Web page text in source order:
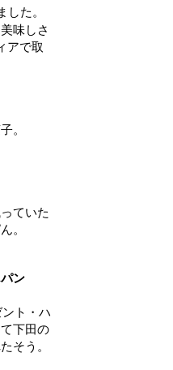
した。
味しさ
アで取
。
ていた
。
ン
ト・ハ
下田の
そう。